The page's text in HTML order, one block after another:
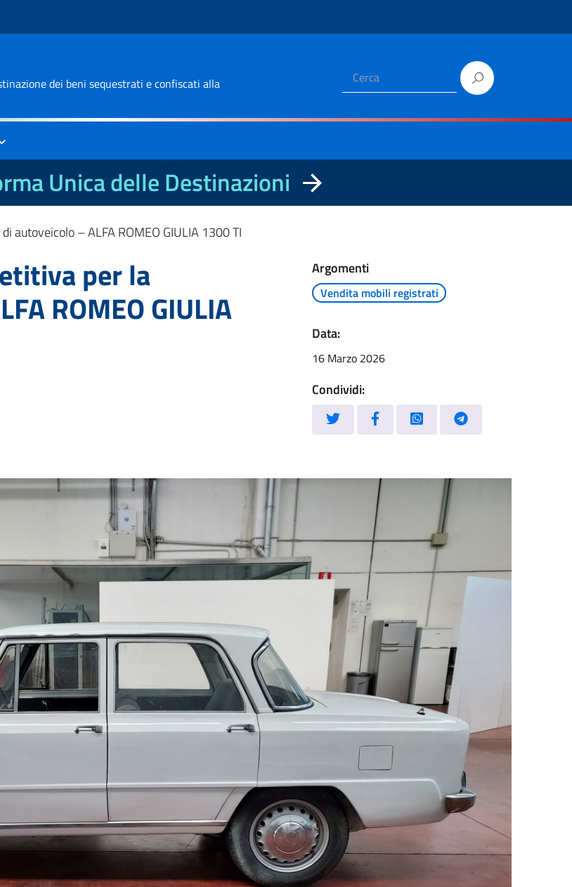
dei beni sequestrati e confiscati alla
Unica delle Destinazioni
autoveicolo – ALFA ROMEO GIULIA 1300 TI
per la
ROMEO GIULIA
Argomenti
Vendita mobili registrati
Data:
16 Marzo 2026
Condividi: